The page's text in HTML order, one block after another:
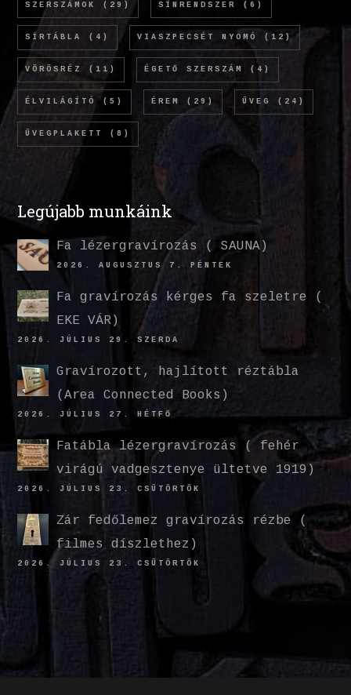
SZERSZÁMOK (29) SÍNRENDSZER (6)
SÍRTÁBLA (4) VIASZPECSÉT NYOMÓ (12)
VÖRÖSRÉZ (11) ÉGETŐ SZERSZÁM (4)
ÉLVILÁGÍTÓ (5) ÉREM (29) ÜVEG (24)
ÜVEGPLAKETT (8)
Legújabb munkáink
Fa lézergravírozás ( SAUNA)
2026. AUGUSZTUS 7. PÉNTEK
Fa gravírozás kérges fa szeletre (
EKE VÁR)
2026. JÚLIUS 29. SZERDA
Gravírozott, hajlított réztábla
(Area Connected Books)
2026. JÚLIUS 27. HÉTFŐ
Fatábla lézergravírozás ( fehér
virágú vadgesztenye ültetve 1919)
2026. JÚLIUS 23. CSÜTÖRTÖK
Zár fedőlemez gravírozás rézbe (
filmes díszlethez)
2026. JÚLIUS 23. CSÜTÖRTÖK